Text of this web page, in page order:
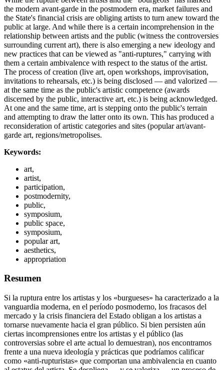
the modern avant-garde in the postmodern era, market failures and
the State's financial crisis are obliging artists to turn anew toward the
public at large. And while there is a certain incomprehension in the
relationship between artists and the public (witness the controversies
surrounding current art), there is also emerging a new ideology and
new practices that can be viewed as "anti-ruptures," carrying with
them a certain ambivalence with respect to the status of the artist.
The process of creation (live art, open workshops, improvisation,
invitations to rehearsals, etc.) is being disclosed — and valorized —
at the same time as the public's artistic competence (awards
discerned by the public, interactive art, etc.) is being acknowledged.
At one and the same time, art is stepping onto the public's terrain
and attempting to draw the latter onto its own. This has produced a
reconsideration of artistic categories and sites (popular art/avant-
garde art, regions/metropolises.
Keywords:
art,
artist,
participation,
postmodernity,
public,
symposium,
public space,
symposium,
popular art,
aesthetics,
appropriation
Resumen
Si la ruptura entre los artistas y los «burgueses» ha caracterizado a la
vanguardia moderna, en el período posmoderno, los fracasos del
mercado y la crisis financiera del Estado obligan a los artistas a
tornarse nuevamente hacia el gran público. Si bien persisten aún
ciertas incomprensiones entre los artistas y el público (las
controversias sobre el arte actual lo demuestran), nos encontramos
frente a una nueva ideología y prácticas que podríamos calificar
como «anti-rupturistas» que comportan una ambivalencia en cuanto